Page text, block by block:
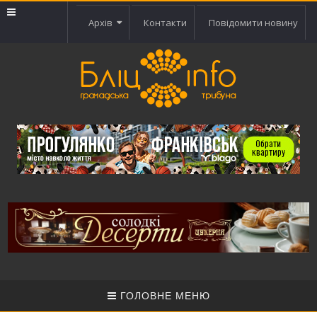
Архів Контакти Повідомити новину
ГОЛОВНЕ МЕНЮ